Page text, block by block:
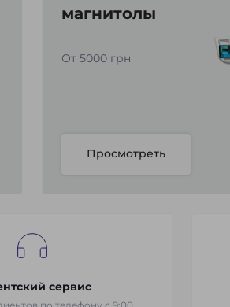
магнитолы
От 5000 грн
Просмотреть
сервис